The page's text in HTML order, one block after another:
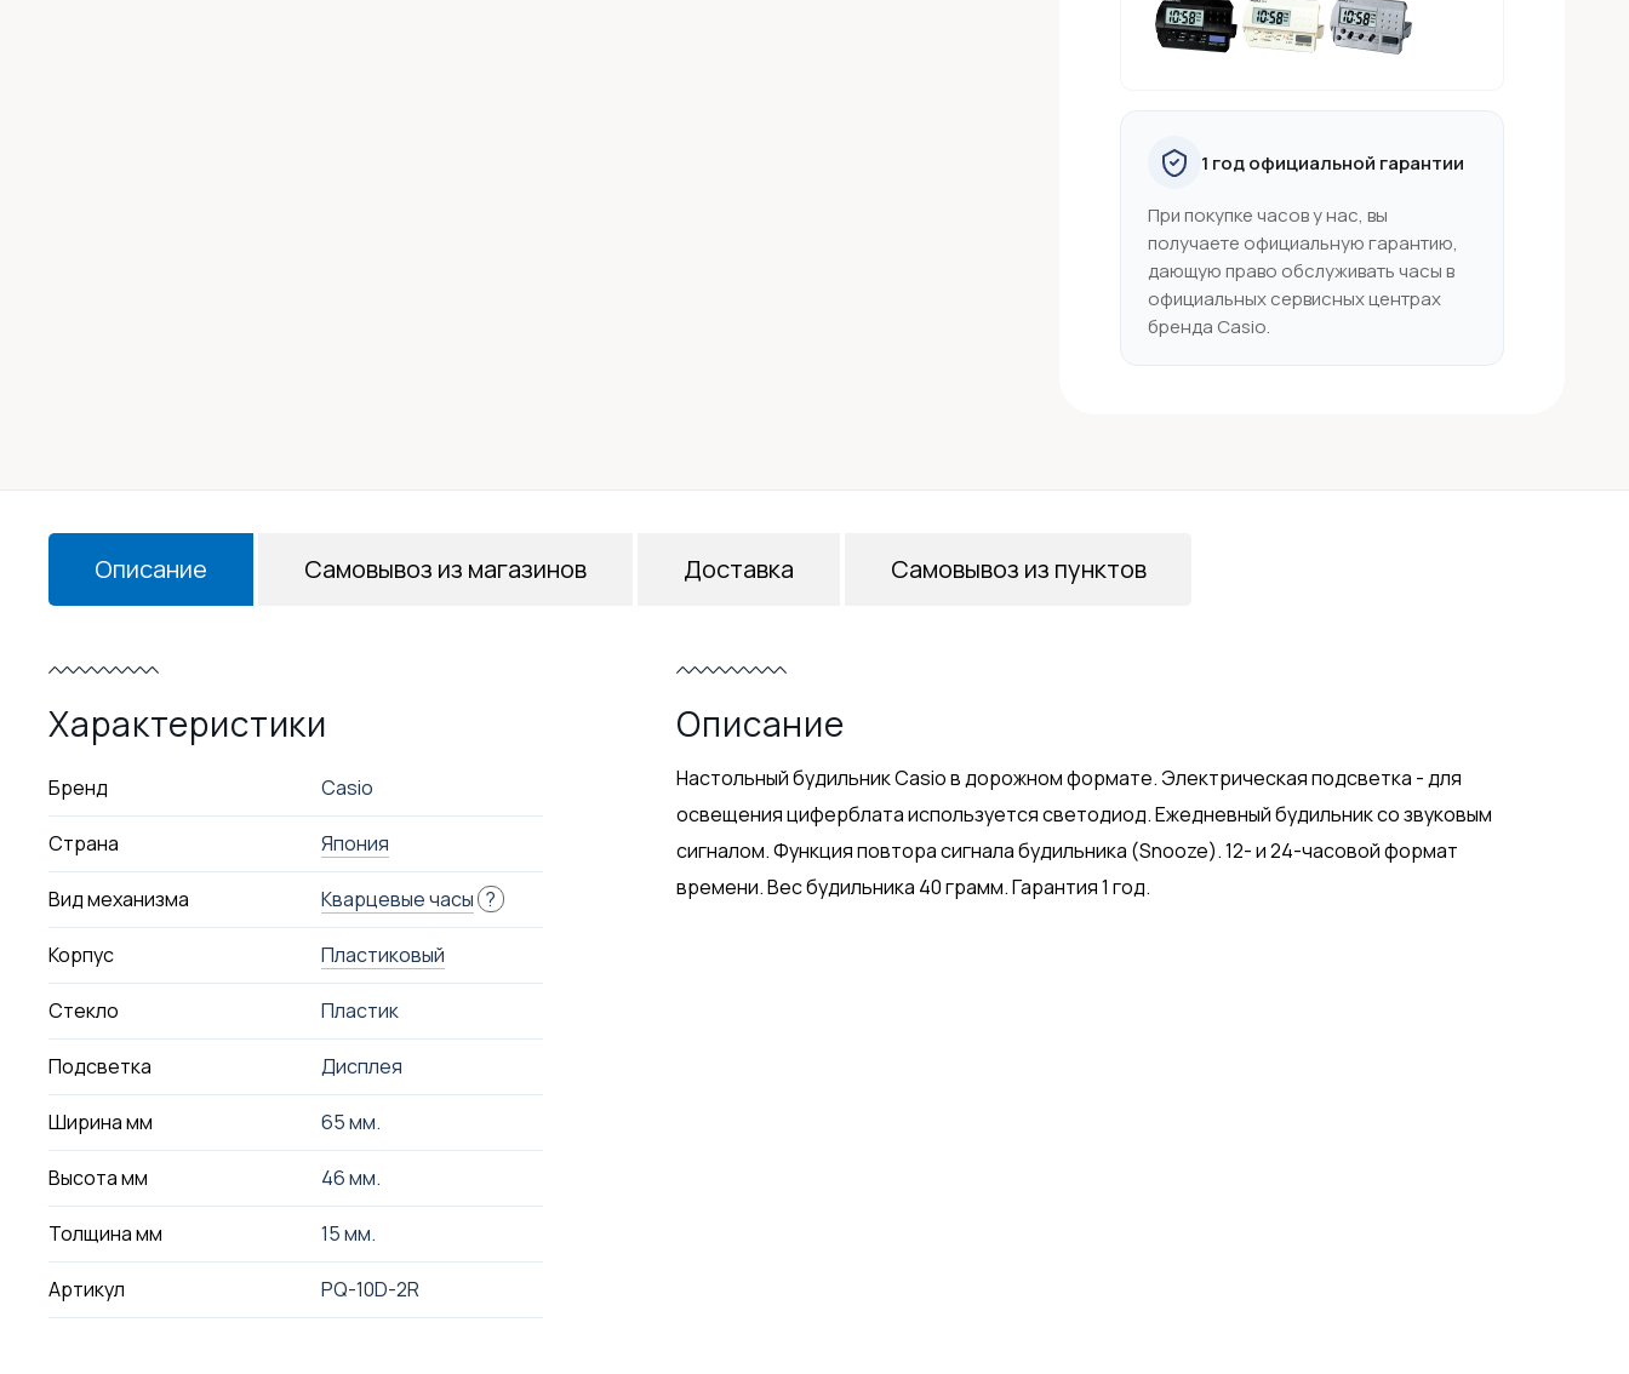
1 год официальной гарантии
При покупке часов у нас, вы
получаете официальную гарантию,
дающую право обслуживать часы в
официальных сервисных центрах
бренда Casio.
Описание
Характеристики
Бренд Casio
Страна Япония
Вид механизма Кварцевые часы ?
Корпус Пластиковый
Стекло Пластик
Подсветка Дисплея
Ширина мм 65 мм.
Высота мм 46 мм.
Толщина мм 15 мм.
Артикул PQ-10D-2R
Описание
Настольный будильник Casio в дорожном формате. Электрическая подсветка - для
освещения циферблата используется светодиод. Ежедневный будильник со звуковым
сигналом. Функция повтора сигнала будильника (Snooze). 12- и 24-часовой формат
времени. Вес будильника 40 грамм. Гарантия 1 год.
Самовывоз из магазинов Доставка Самовывоз из пунктов